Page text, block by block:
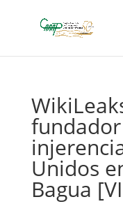
Unidos
Bagua